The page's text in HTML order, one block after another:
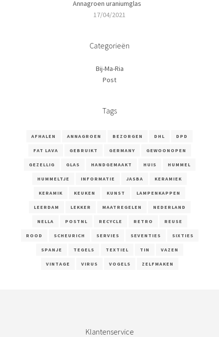
Annagroen uraniumglas
17/04/2021
Categorieën
Bij-Ma-Ria
Post
Tags
AFHALEN ANNAGROEN BEZORGEN DHL DPD
FAT LAVA GEBRUIKT GERMANY GEWOONOPEN
GEZELLIG GLAS HANDGEMAAKT HUIS HUMMEL
HUMMELTJE INFORMATIE JASBA KERAMIEK
KERAMIK KEUKEN KUNST LAMPENKAPPEN
LEERDAM LEKKER MAATREGELEN NEDERLAND
NELLA POSTNL RECYCLE RETRO REUSE
ROOD SCHEURICH SERVIES SEVENTIES SIXTIES
SPANJE TEGELS TEXTIEL TIN VAZEN
VINTAGE VIRUS VOGELS ZELFMAKEN
Klantenservice